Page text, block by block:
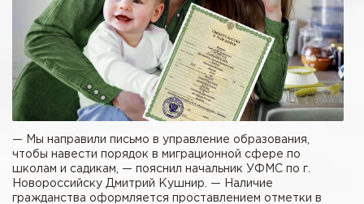
— Мы направили письмо в управление образования,
чтобы навести порядок в миграционной сфере по
школам и садикам, — пояснил начальник УФМС по г.
Новороссийску Дмитрий Кушнир. — Наличие
гражданства оформляется проставлением отметки в